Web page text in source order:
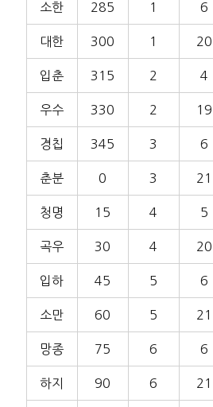
소한 285 1 6
대한 300 1 20
입춘 315 2 4
우수 330 2 19
경칩 345 3 6
춘분 0 3 21
청명 15 4 5
곡우 30 4 20
입하 45 5 6
소만 60 5 21
망종 75 6 6
하지 90 6 21